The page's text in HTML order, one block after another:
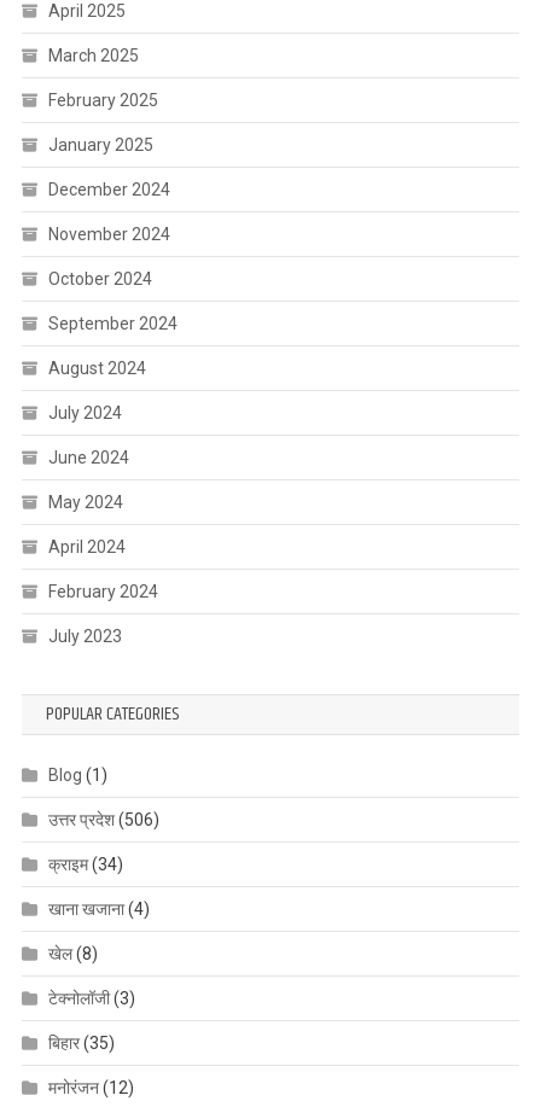
April 2025
March 2025
February 2025
January 2025
December 2024
November 2024
October 2024
September 2024
August 2024
July 2024
June 2024
May 2024
April 2024
February 2024
July 2023
POPULAR CATEGORIES
Blog (1)
उत्तर प्रदेश(506)
क्राइम(34)
खाना खजाना(4)
खेल(8)
टेक्नोलॉजी(3)
बिहार(35)
मनोरंजन(12)